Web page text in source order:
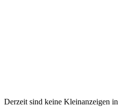
Derzeit sind keine Kleinanzeigen in